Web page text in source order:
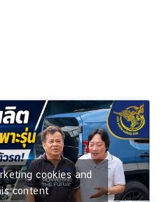
cookies and
content